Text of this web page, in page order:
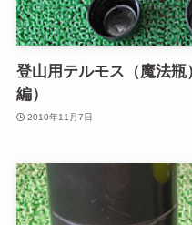
登山用テルモス（魔法
編）
2010年11月7日